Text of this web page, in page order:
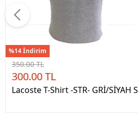
%14 İndirim
350.00 TL
300.00 TL
Lacoste T-Shirt -STR- GRİ/SİYAH S